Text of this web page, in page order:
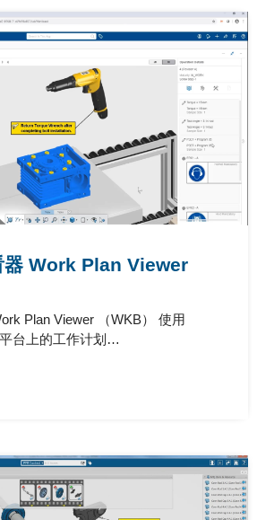
器 Work Plan Viewer
Plan Viewer （WKB） 使用
台上的工作计划…